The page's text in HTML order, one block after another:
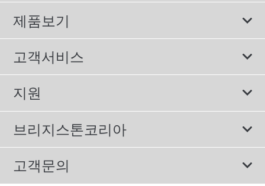
제품보기
모두
스포츠 타이어
컴포트 타이어
친환경 타이어
SUV/RV 타이어
겨울용 타이어
고객서비스
보증서비스
에너지소비효율등급제도
지원
이용약관
개인정보처리방침
브리지스톤코리아
회사소개
고객문의